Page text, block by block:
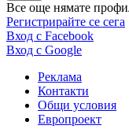
Все още нямате
Регистрирайте се сега
Вход с Facebook
Вход с Google
Реклама
Контакти
Общи условия
Европроект